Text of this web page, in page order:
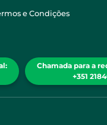
e Condições
Chamada para a
+351